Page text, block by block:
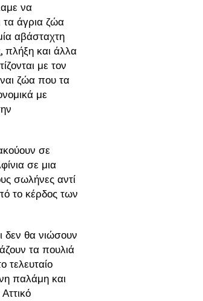
να
τα άγρια ζώα
αβάσταχτη
πλήξη και άλλα
με τον
ζώα που τα
με
σε
σε μια
σωλήνες αντί
το κέρδος των
δεν θα νιώσουν
τα πουλιά
τελευταίο
παλάμη και